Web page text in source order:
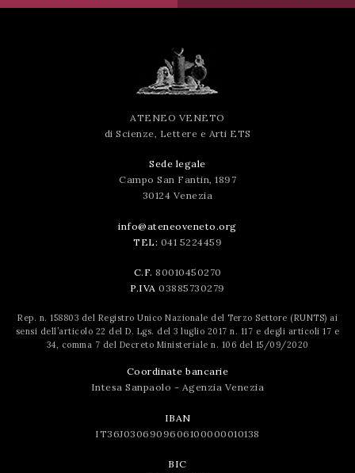
ATENEO VENETO
di Scienze, Lettere e Arti ETS
Sede legale
Campo San Fantin, 1897
30124 Venezia
info@ateneoveneto.org
TEL: 041 5224459
C.F. 80010450270
P.IVA 03885730279
Rep. n. 158803 del Registro Unico Nazionale del Terzo Settore (RUNTS) ai
sensi dell’articolo 22 del D. Lgs. del 3 luglio 2017 n. 117 e degli articoli 17 e
34, comma 7 del Decreto Ministeriale n. 106 del 15/09/2020
Coordinate bancarie
Intesa Sanpaolo - Agenzia Venezia
IBAN
IT36J0306909606100000010138
BIC